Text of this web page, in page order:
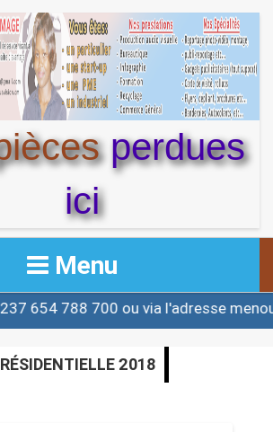
perdues
ici
Menu
788 700 ou via l'adresse
2018